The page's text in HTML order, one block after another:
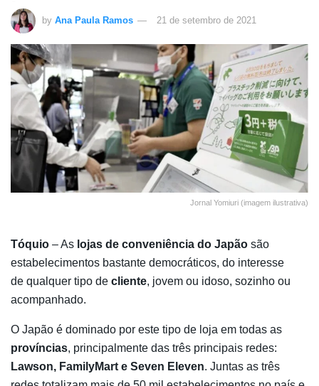
by Ana Paula Ramos 21 de setembro de 2021
Jornal Yomiuri (imagem ilustrativa)
Tóquio – As lojas de conveniência do Japão são
estabelecimentos bastante democráticos, do interesse
de qualquer tipo de cliente, jovem ou idoso, sozinho ou
acompanhado.
O Japão é dominado por este tipo de loja em todas as
províncias, principalmente das três principais redes:
Lawson, FamilyMart e Seven Eleven. Juntas as três